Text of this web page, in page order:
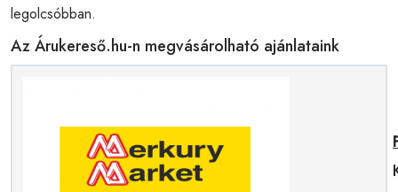
legolcsóbban.
Az Árukereső.hu-n megvásárolható ajánlataink